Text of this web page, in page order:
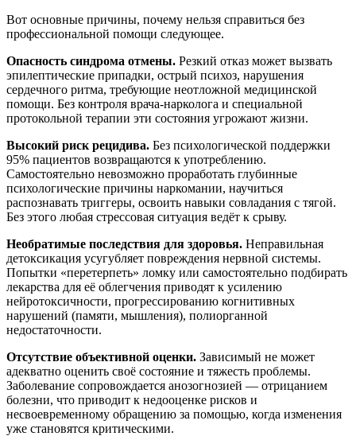
Вот основные причины, почему нельзя справиться без
профессиональной помощи следующее.
Опасность синдрома отмены. Резкий отказ может вызвать
эпилептические припадки, острый психоз, нарушения
сердечного ритма, требующие неотложной медицинской
помощи. Без контроля врача-нарколога и специальной
протокольной терапии эти состояния угрожают жизни.
Высокий риск рецидива. Без психологической поддержки
95% пациентов возвращаются к употреблению.
Самостоятельно невозможно проработать глубинные
психологические причины наркомании, научиться
распознавать триггеры, освоить навыки совладания с тягой.
Без этого любая стрессовая ситуация ведёт к срыву.
Необратимые последствия для здоровья. Неправильная
детоксикация усугубляет повреждения нервной системы.
Попытки «перетерпеть» ломку или самостоятельно подбирать
лекарства для её облегчения приводят к усилению
нейротоксичности, прогрессированию когнитивных
нарушений (памяти, мышления), полиорганной
недостаточности.
Отсутствие объективной оценки. Зависимый не может
адекватно оценить своё состояние и тяжесть проблемы.
Заболевание сопровождается анозогнозией — отрицанием
болезни, что приводит к недооценке рисков и
несвоевременному обращению за помощью, когда изменения
уже становятся критическими.